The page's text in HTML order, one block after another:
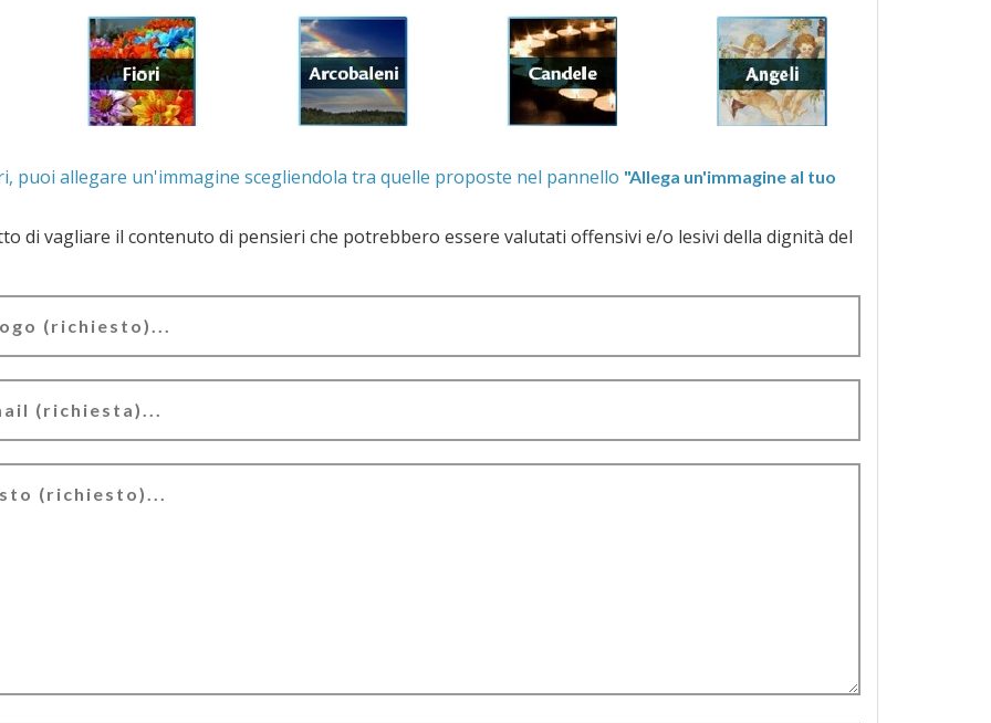
. Se lo desideri, puoi allegare un'immagine scegliendola tra quelle proposte nel pannello "Allega un'immagine al tuo
di pensieri che potrebbero essere valutati offensivi e/o lesivi della dignità del